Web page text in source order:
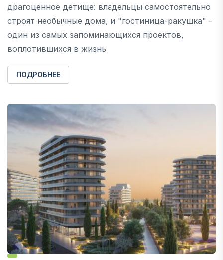
драгоценное детище: владельцы самостоятельно
строят необычные дома, и "гостиница-ракушка" -
один из самых запоминающихся проектов,
воплотившихся в жизнь
ПОДРОБНЕЕ